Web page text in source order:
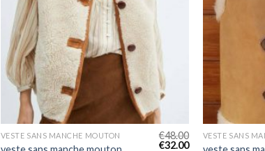
VESTE SANS MANCHE MOUTON €48.00
€32.00
VESTE SANS